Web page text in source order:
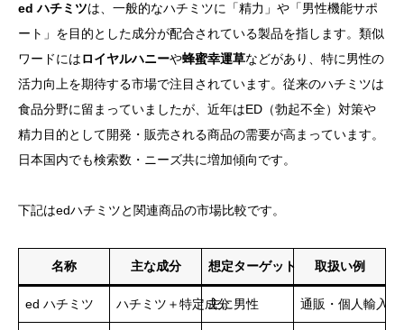
ed ハチミツは、一般的なハチミツに「精力」や「男性機能サポ
ート」を目的とした成分が配合されている製品を指します。類似
ワードにはロイヤルハニーや蜂蜜幸運草などがあり、特に男性の
活力向上を期待する市場で注目されています。従来のハチミツは
食品分野に留まっていましたが、近年はED（勃起不全）対策や
精力目的として開発・販売される商品の需要が高まっています。
日本国内でも検索数・ニーズ共に増加傾向です。
下記はedハチミツと関連商品の市場比較です。
名称 主な成分 想定ターゲット 取扱い例
ed ハチミツ ハチミツ＋特定成分主に男性 通販・個人輸入